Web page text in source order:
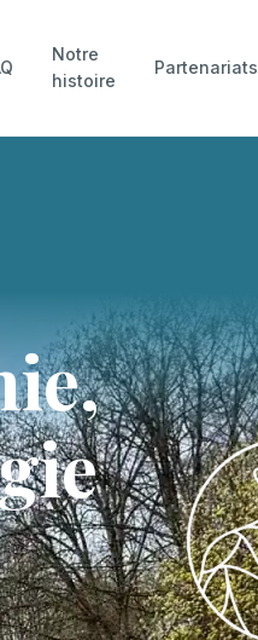
Notre
histoire
Partenariats